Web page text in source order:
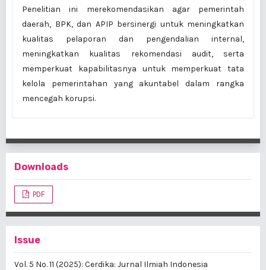
Penelitian ini merekomendasikan agar pemerintah
daerah, BPK, dan APIP bersinergi untuk meningkatkan
kualitas pelaporan dan pengendalian internal,
meningkatkan kualitas rekomendasi audit, serta
memperkuat kapabilitasnya untuk memperkuat tata
kelola pemerintahan yang akuntabel dalam rangka
mencegah korupsi.
Downloads
PDF
Issue
Vol. 5 No. 11 (2025): Cerdika: Jurnal Ilmiah Indonesia